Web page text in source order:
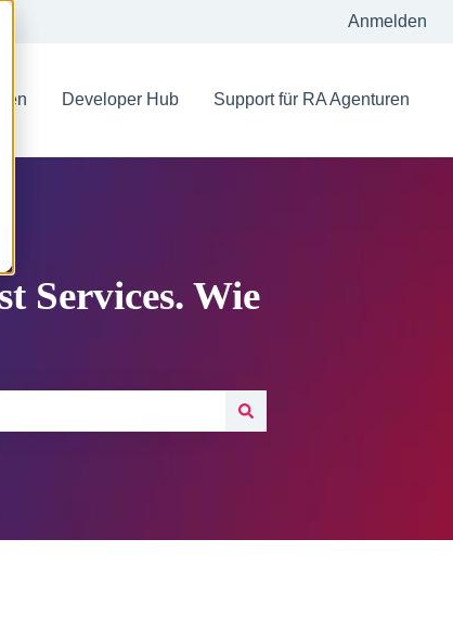
Anmelden
Developer Hub Support für RA Agenturen
Services. Wie